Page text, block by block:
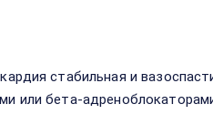
стабильная и
или бета-